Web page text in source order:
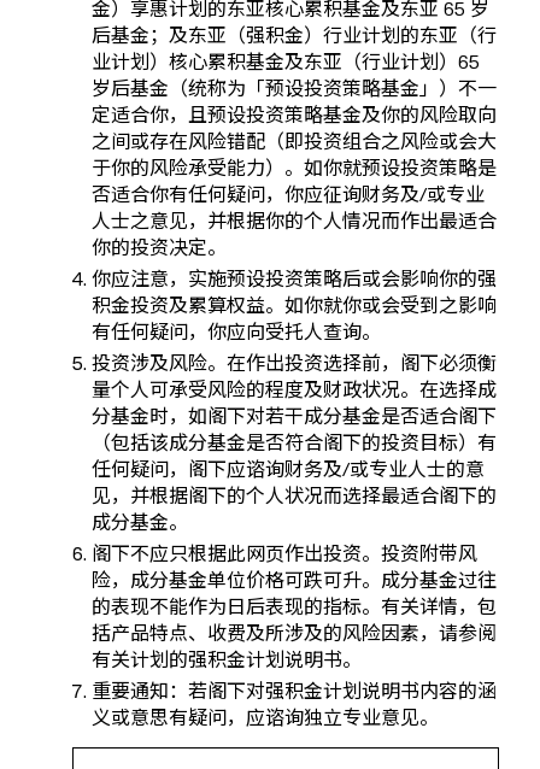
金）享惠计划的东亚核心累积基金及东亚 65 岁
后基金；及东亚（强积金）行业计划的东亚（行
业计划）核心累积基金及东亚（行业计划）65
岁后基金（统称为「预设投资策略基金」）不一
定适合你，且预设投资策略基金及你的风险取向
之间或存在风险错配（即投资组合之风险或会大
于你的风险承受能力）。如你就预设投资策略是
否适合你有任何疑问，你应征询财务及/或专业
人士之意见，并根据你的个人情况而作出最适合
你的投资决定。
你应注意，实施预设投资策略后或会影响你的强
积金投资及累算权益。如你就你或会受到之影响
有任何疑问，你应向受托人查询。
投资涉及风险。在作出投资选择前，阁下必须衡
量个人可承受风险的程度及财政状况。在选择成
分基金时，如阁下对若干成分基金是否适合阁下
（包括该成分基金是否符合阁下的投资目标）有
任何疑问，阁下应谘询财务及/或专业人士的意
见，并根据阁下的个人状况而选择最适合阁下的
成分基金。
阁下不应只根据此网页作出投资。投资附带风
险，成分基金单位价格可跌可升。成分基金过往
的表现不能作为日后表现的指标。有关详情，包
括产品特点、收费及所涉及的风险因素，请参阅
有关计划的强积金计划说明书。
重要通知：若阁下对强积金计划说明书内容的涵
义或意思有疑问，应谘询独立专业意见。